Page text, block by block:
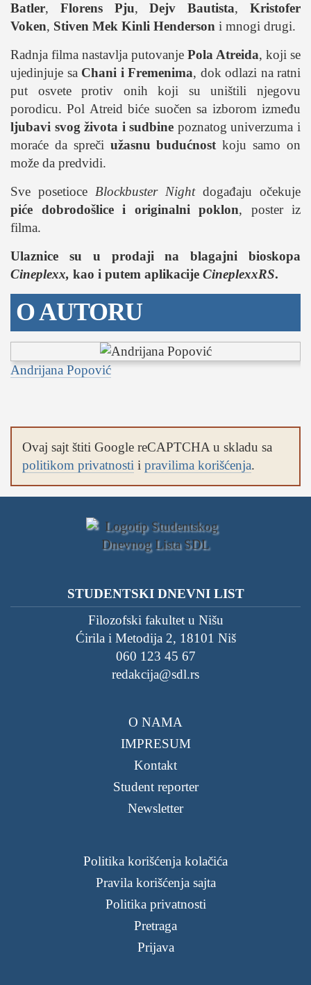
konkursi
fakulteti
studentski život
zdravlje
it
kolumna
sdl podkast
STUDENTSKI DNEVNI LIST
o nama
kontakt
Batler, Florens Pju,Dejv Bautista,Kristofer
Voken, Stiven Mek Kinli Henderson i mnogi drugi.
Radnja filma nastavlja putovanje Pola Atreida, koji se
ujedinjuje sa Chani i Fremenima, dok odlazi na ratni
put osvete protiv onih koji su uništili njegovu
porodicu. Pol Atreid biće suočen sa izborom između
ljubavi svog života i sudbine poznatog univerzuma i
moraće da spreči užasnu budućnost koju samo on
može da predvidi.
Sve posetioce Blockbuster Nightdogađaju očekuje
piće dobrodošlice i originalni poklon, poster iz
filma.
Ulaznice su u prodaji na blagajni bioskopa
Cineplexx, kao i putem aplikacije CineplexxRS.
O AUTORU
Andrijana Popović
Ovaj sajt štiti Google reCAPTCHA u skladu sa
politikom privatnosti i pravilima korišćenja.
STUDENTSKI DNEVNI LIST
Filozofski fakultet u Nišu
Ćirila i Metodija 2, 18101 Niš
060 123 45 67
redakcija@sdl.rs
O NAMA
IMPRESUM
Kontakt
Student reporter
Newsletter
Politika korišćenja kolačića
Pravila korišćenja sajta
Politika privatnosti
Pretraga
Prijava